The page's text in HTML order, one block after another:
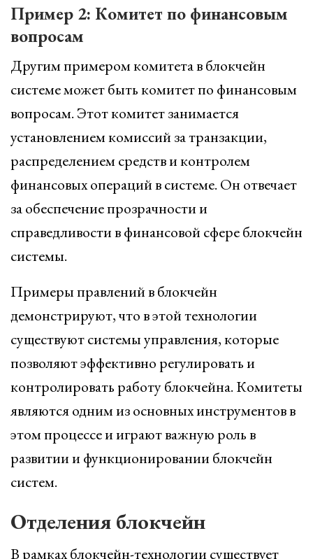
Пример 2: Комитет по финансовым
вопросам
Другим примером комитета в блокчейн
системе может быть комитет по финансовым
вопросам. Этот комитет занимается
установлением комиссий за транзакции,
распределением средств и контролем
финансовых операций в системе. Он отвечает
за обеспечение прозрачности и
справедливости в финансовой сфере блокчейн
системы.
Примеры правлений в блокчейн
демонстрируют, что в этой технологии
существуют системы управления, которые
позволяют эффективно регулировать и
контролировать работу блокчейна. Комитеты
являются одним из основных инструментов в
этом процессе и играют важную роль в
развитии и функционировании блокчейн
систем.
Отделения блокчейн
В рамках блокчейн-технологии существует